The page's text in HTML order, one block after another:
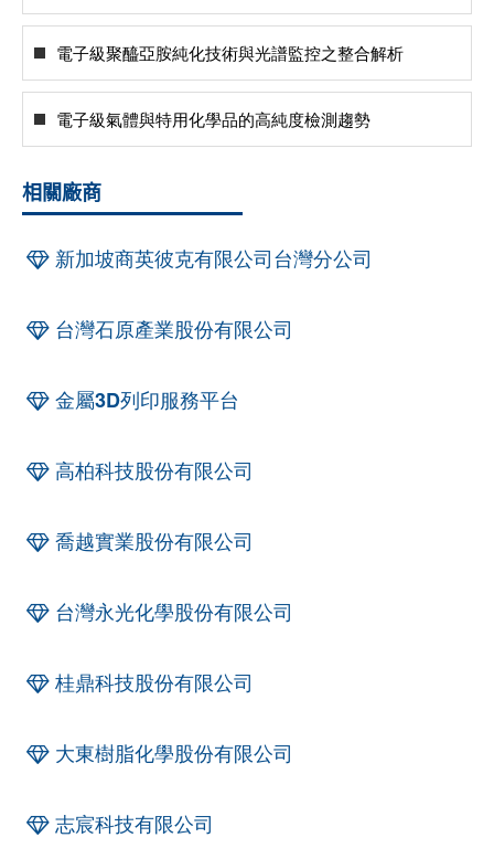
電子級聚醯亞胺純化技術與光譜監控之整合解析
電子級氣體與特用化學品的高純度檢測趨勢
相關廠商
新加坡商英彼克有限公司台灣分公司
台灣石原產業股份有限公司
金屬3D列印服務平台
高柏科技股份有限公司
喬越實業股份有限公司
台灣永光化學股份有限公司
桂鼎科技股份有限公司
大東樹脂化學股份有限公司
志宸科技有限公司